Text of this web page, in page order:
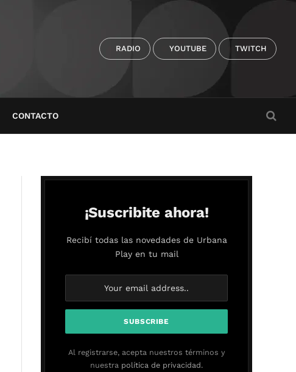
RADIO YOUTUBE TWITCH
CONTACTO
¡Suscribite ahora!
Recibí todas las novedades de Urbana
Play en tu mail
Al registrarse, acepta nuestros términos y
nuestra política de privacidad.